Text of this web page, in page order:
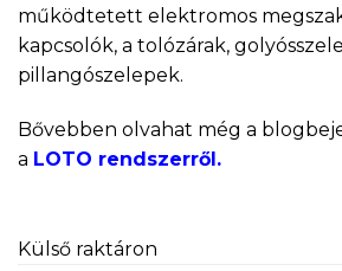
működtetett elektromos
kapcsolók, a tolózárak,
pillangószelepek.
Bővebben olvahat még a
a LOTO rendszerről.
Külső raktáron